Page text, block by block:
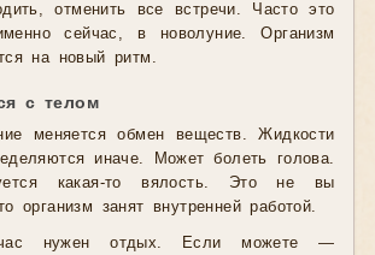
отменить все встречи. Часто это
сейчас, в новолуние. Организм
на новый ритм.
с телом
меняется обмен веществ. Жидкости
иначе. Может болеть голова.
какая-то вялость. Это не вы
организм занят внутренней работой.
нужен отдых. Если можете —